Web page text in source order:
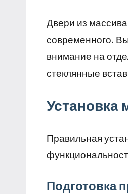
Двери из
современного.
внимание на
стеклянные
Установка
Правильная
Подготовка